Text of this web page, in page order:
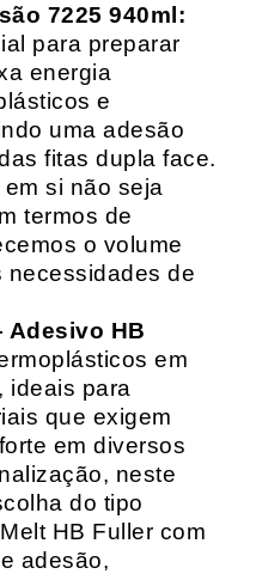
7225 940ml:
para preparar
energia
e
uma adesão
fitas dupla face.
si não seja
termos de
o volume
necessidades de
Adesivo HB
em
ideais para
que exigem
em diversos
neste
do tipo
HB Fuller com
adesão,